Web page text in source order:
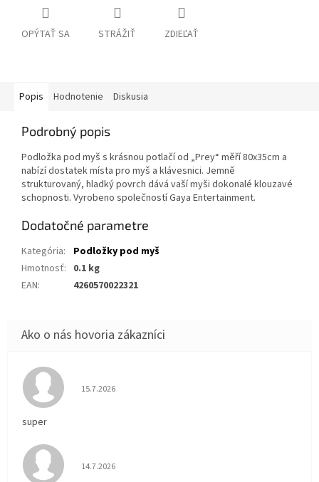
OPÝTAŤ SA STRÁŽIŤ ZDIEĽAŤ
Popis Hodnotenie Diskusia
Podrobný popis
Podložka pod myš s krásnou potlačí od „Prey“ měří 80x35cm a
nabízí dostatek místa pro myš a klávesnici. Jemně
strukturovaný, hladký povrch dává vaší myši dokonalé klouzavé
schopnosti. Vyrobeno společností Gaya Entertainment.
Dodatočné parametre
Kategória:
Podložky pod myš
Hmotnosť: 0.1 kg
EAN: 4260570022321
Hodnotenie obchodu je 5 z 5 hviezdičiek.
15.7.2026
super
Hodnotenie obchodu je 5 z 5 hviezdičiek.
14.7.2026